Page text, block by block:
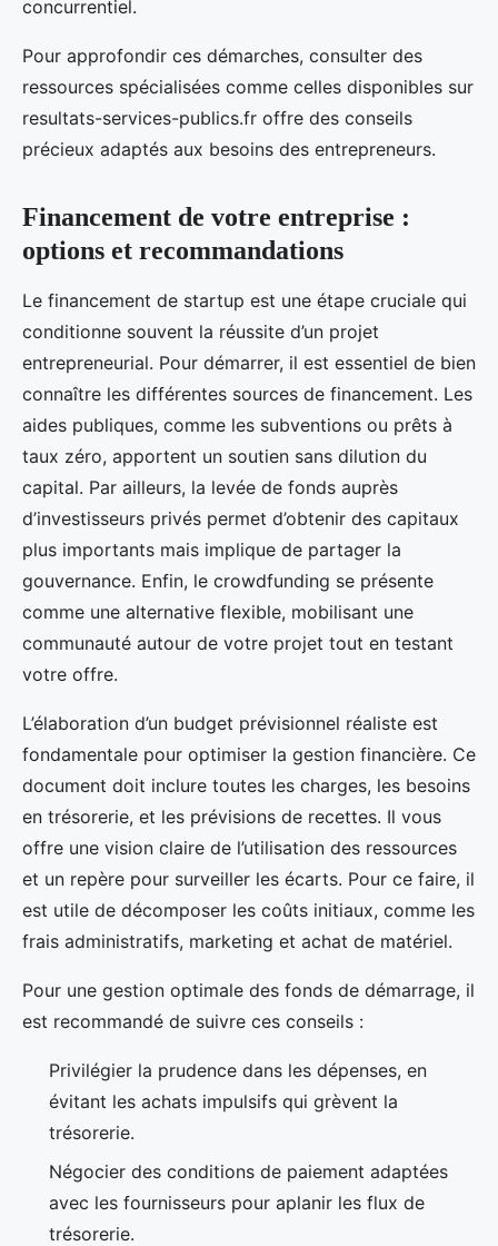
concurrentiel.
Pour approfondir ces démarches, consulter des
ressources spécialisées comme celles disponibles sur
resultats-services-publics.fr offre des conseils
précieux adaptés aux besoins des entrepreneurs.
Financement de votre entreprise :
options et recommandations
Le financement de startup est une étape cruciale qui
conditionne souvent la réussite d’un projet
entrepreneurial. Pour démarrer, il est essentiel de bien
connaître les différentes sources de financement. Les
aides publiques, comme les subventions ou prêts à
taux zéro, apportent un soutien sans dilution du
capital. Par ailleurs, la levée de fonds auprès
d’investisseurs privés permet d’obtenir des capitaux
plus importants mais implique de partager la
gouvernance. Enfin, le crowdfunding se présente
comme une alternative flexible, mobilisant une
communauté autour de votre projet tout en testant
votre offre.
L’élaboration d’un budget prévisionnel réaliste est
fondamentale pour optimiser la gestion financière. Ce
document doit inclure toutes les charges, les besoins
en trésorerie, et les prévisions de recettes. Il vous
offre une vision claire de l’utilisation des ressources
et un repère pour surveiller les écarts. Pour ce faire, il
est utile de décomposer les coûts initiaux, comme les
frais administratifs, marketing et achat de matériel.
Pour une gestion optimale des fonds de démarrage, il
est recommandé de suivre ces conseils :
Privilégier la prudence dans les dépenses, en
évitant les achats impulsifs qui grèvent la
trésorerie.
Négocier des conditions de paiement adaptées
avec les fournisseurs pour aplanir les flux de
trésorerie.